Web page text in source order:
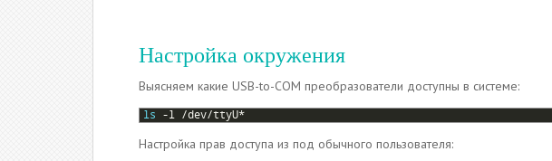
Настройка окружения
Выясняем какие USB-to-COM преобразователи доступны в системе:
ls -l /dev/ttyU*
Настройка прав доступа из под обычного пользователя: